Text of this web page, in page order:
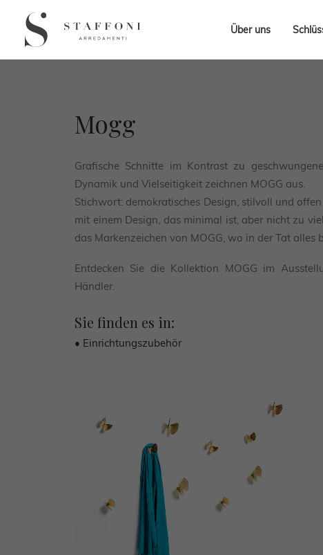
Über uns
Mogg
Grafische Schnitte im Kontrast zu
Dynamik und Vielseitigkeit zeichnen MOGG aus.
Stichwort: demokratisches Design, stilvoll und
mit einem Design, das minimal ist, aber nicht zu
das Markenzeichen von MOGG, wo in der Tat
Entdecken Sie die Kollektion MOGG im
Händler.
Sie finden es in:
• Einrichtungszubehör